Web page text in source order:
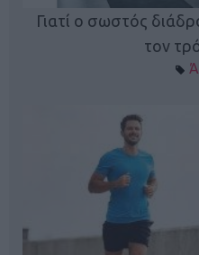
Γιατί ο σωστός
τον